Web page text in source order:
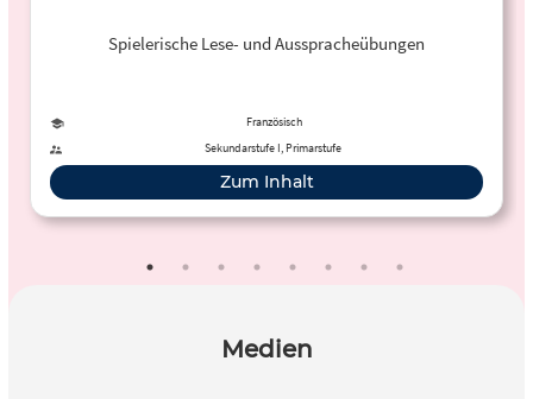
Spielerische Lese- und Ausspracheübungen
Französisch
Sekundarstufe I, Primarstufe
Zum Inhalt
Medien